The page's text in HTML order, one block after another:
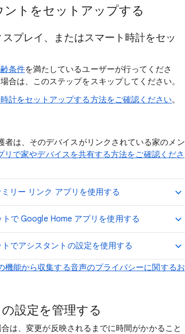
トをセットアップする
プレイ、またはスマート時計をセッ
条件を満たしているユーザーが行ってくださ
合は、このステップをスキップしてください。
計をセットアップする方法をご確認ください。
は、そのデバイスがリンクされている家のメン
リで家やデバイスを共有する方法をご確認くださ
リー リンク アプリを使用する
で Google Home アプリを使用する
でアシスタントの設定を使用する
能から収集する音声のプライバシーに関するお
設定を管理する
は、変更が反映されるまでに時間がかかること